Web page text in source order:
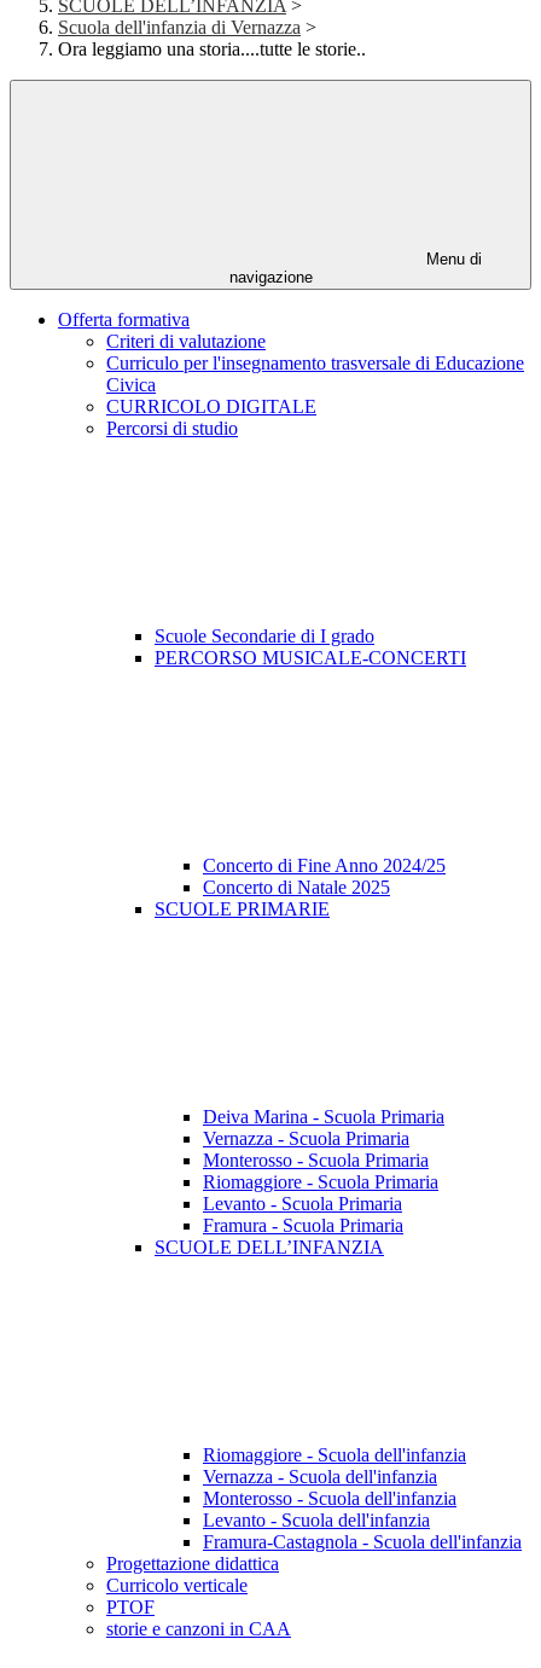
SCUOLE DELL’INFANZIA >
Scuola dell'infanzia di Vernazza >
Ora leggiamo una storia....tutte le storie..
Menu di
navigazione
Offerta formativa
Criteri di valutazione
Curriculo per l'insegnamento trasversale di Educazione
Civica
CURRICOLO DIGITALE
Percorsi di studio
Scuole Secondarie di I grado
PERCORSO MUSICALE-CONCERTI
Concerto di Fine Anno 2024/25
Concerto di Natale 2025
SCUOLE PRIMARIE
Deiva Marina - Scuola Primaria
Vernazza - Scuola Primaria
Monterosso - Scuola Primaria
Riomaggiore - Scuola Primaria
Levanto - Scuola Primaria
Framura - Scuola Primaria
SCUOLE DELL’INFANZIA
Riomaggiore - Scuola dell'infanzia
Vernazza - Scuola dell'infanzia
Monterosso - Scuola dell'infanzia
Levanto - Scuola dell'infanzia
Framura-Castagnola - Scuola dell'infanzia
Progettazione didattica
Curricolo verticale
PTOF
storie e canzoni in CAA